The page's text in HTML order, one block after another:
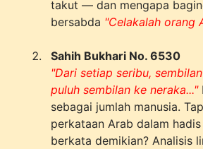
takut — dan mengapa
bersabda "Celakalah orang
Sahih Bukhari No. 6530
"Dari setiap seribu,
puluh sembilan ke neraka..."
sebagai jumlah manusia.
perkataan Arab dalam
berkata demikian? Analisis